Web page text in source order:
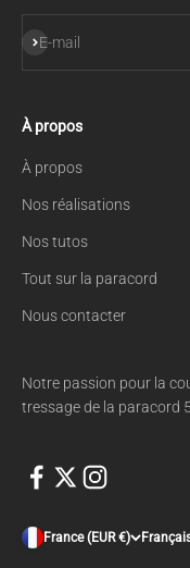
E-mail
S'inscrire
À propos
À propos
Nos réalisations
Nos tutos
Tout sur la paracord
Nous contacter
Notre passion pour la
tressage de la paracord
France (EUR €)